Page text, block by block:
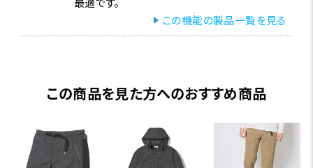
この機能の製品一覧を見る
この商品を見た方へのおすすめ商品